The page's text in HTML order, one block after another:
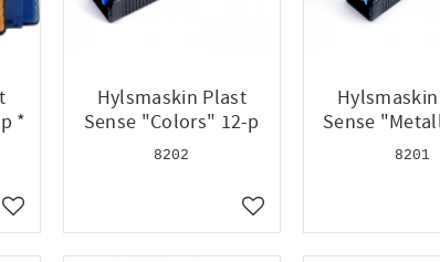
*
Lägg till i favoriter
Hylsmaskin Plast
Sense "Colors" 12-p
8202
Lägg till i favoriter
Sense
8201